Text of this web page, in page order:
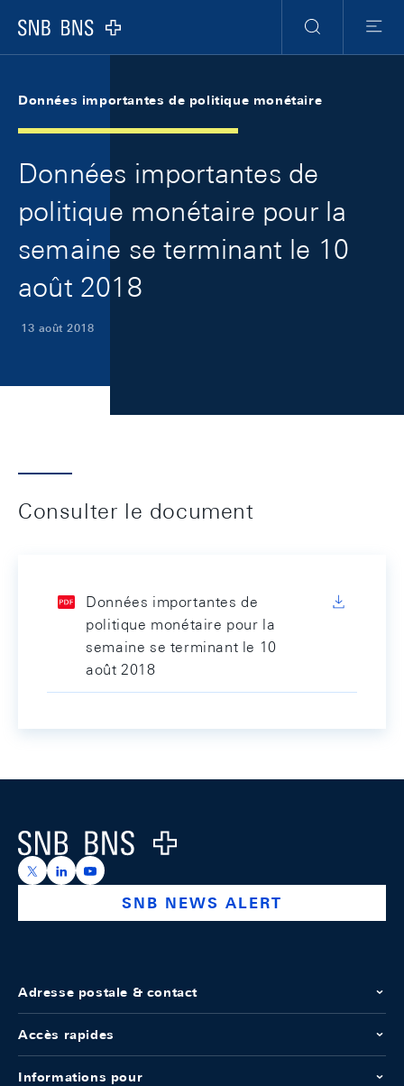
Logo
RechercheMenu
Données importantes de politique monétaire
Données importantes de
politique monétaire pour la
semaine se terminant le 10
août 2018
13 août 2018
Consulter le document
Données importantes de
politique monétaire pour la
semaine se terminant le 10
août 2018
Logo
https://x.com/snb_bns
https://ch.linkedin.com/company/swiss-national-
https://www.youtube.com/@swissnationalbank
SNB NEWS ALERT
Adresse postale & contact
Accès rapides
Informations pour